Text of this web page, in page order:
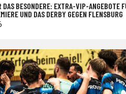
DAS BESONDERE: EXTRA-VIP-ANGEBOTE
UND DAS DERBY GEGEN FLENSBURG